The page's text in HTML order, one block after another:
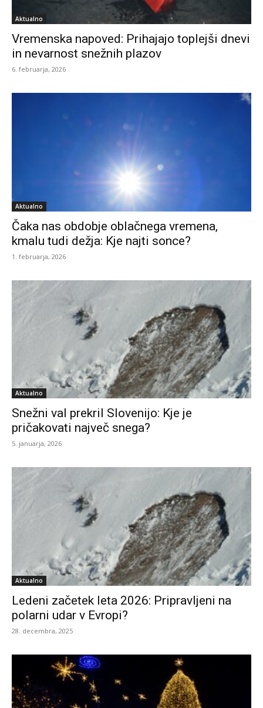
Aktualno
Vremenska napoved: Prihajajo toplejši dnevi
in nevarnost snežnih plazov
6. februarja, 2026
Aktualno
Čaka nas obdobje oblačnega vremena,
kmalu tudi dežja: Kje najti sonce?
1. februarja, 2026
Aktualno
Snežni val prekril Slovenijo: Kje je
pričakovati največ snega?
5. januarja, 2026
Aktualno
Ledeni začetek leta 2026: Pripravljeni na
polarni udar v Evropi?
28. decembra, 2025